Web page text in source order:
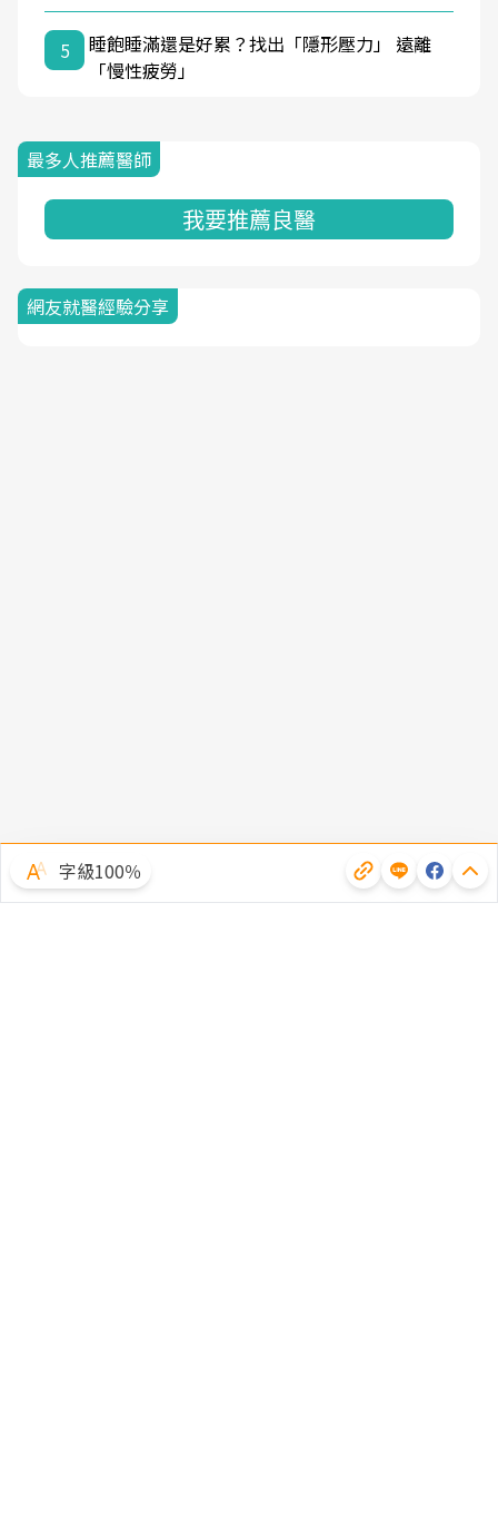
5
睡飽睡滿還是好累？找出「隱形壓力」 遠離
「慢性疲勞」
最多人推薦醫師
我要推薦良醫
網友就醫經驗分享
字級100％